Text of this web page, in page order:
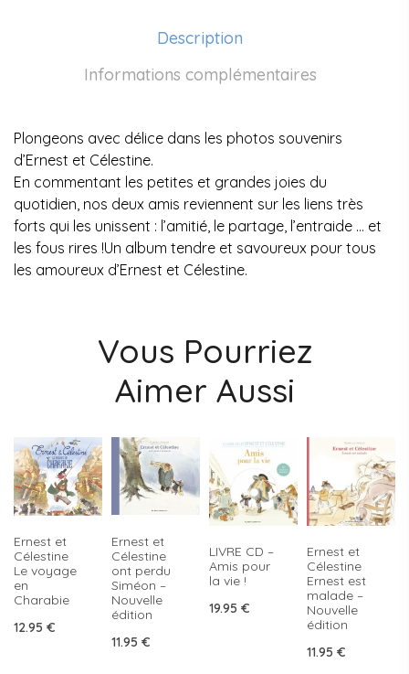
Description
Informations complémentaires
Plongeons avec délice dans les photos souvenirs
d’Ernest et Célestine.
En commentant les petites et grandes joies du
quotidien, nos deux amis reviennent sur les liens très
forts qui les unissent : l’amitié, le partage, l’entraide … et
les fous rires !Un album tendre et savoureux pour tous
les amoureux d’Ernest et Célestine.
Vous Pourriez
Aimer Aussi
Ernest et
Célestine
Le voyage
en
Charabie
12.95 €
Ernest et
Célestine
ont perdu
Siméon –
Nouvelle
édition
11.95 €
LIVRE CD –
Amis pour
la vie !
19.95 €
Ernest et
Célestine
Ernest est
malade –
Nouvelle
édition
11.95 €